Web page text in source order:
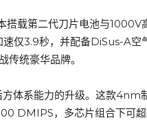
载第二代刀片电池与1000V
仅3.9秒，并配备DiSus-A空
传统豪华品牌。
体系能力的升级。这款4nm
DMIPS，多芯片组合下可超